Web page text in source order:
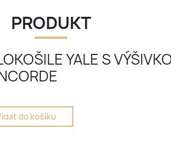
PRODUKT
YALE S
do košíku